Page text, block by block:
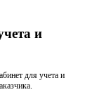
и
для учета и